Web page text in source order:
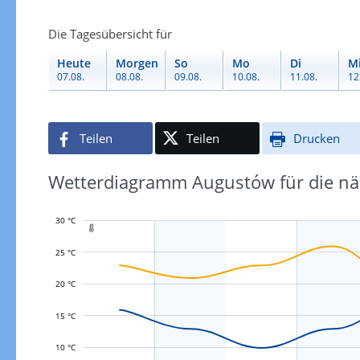
Die Tagesübersicht für
Heute
07.08.
Morgen
08.08.
So
09.08.
Mo
10.08.
Di
11.08.
Mi
Teilen Teilen Drucken
Wetterdiagramm Augustów für die

10 °C
15 °C
20 °C
25 °C
30 °C